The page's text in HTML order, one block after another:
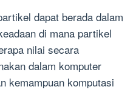
dapat berada dalam
di mana partikel
nilai secara
dalam komputer
kemampuan komputasi